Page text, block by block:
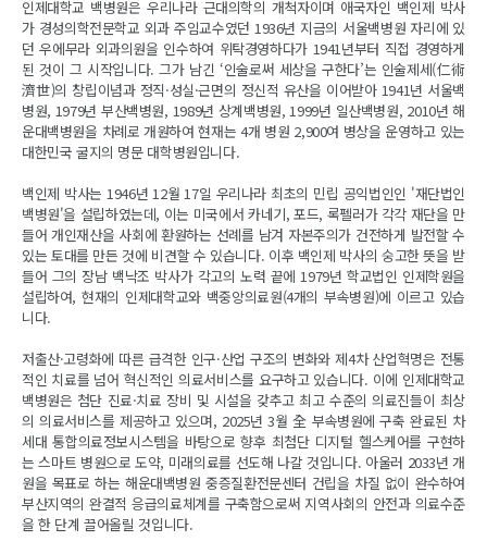
인제대학교 백병원은 우리나라 근대의학의 개척자이며 애국자인 백인제 박사
가 경성의학전문학교 외과 주임교수였던 1936년 지금의 서울백병원 자리에 있
던 우에무라 외과의원을 인수하여 위탁경영하다가 1941년부터 직접 경영하게
된 것이 그 시작입니다. 그가 남긴 ‘인술로써 세상을 구한다’는 인술제세(仁術
濟世)의 창립이념과 정직·성실·근면의 정신적 유산을 이어받아 1941년 서울백
병원, 1979년 부산백병원, 1989년 상계백병원, 1999년 일산백병원, 2010년 해
운대백병원을 차례로 개원하여 현재는 4개 병원 2,900여 병상을 운영하고 있는
대한민국 굴지의 명문 대학병원입니다.
백인제 박사는 1946년 12월 17일 우리나라 최초의 민립 공익법인인 '재단법인
백병원'을 설립하였는데, 이는 미국에서 카네기, 포드, 록펠러가 각각 재단을 만
들어 개인재산을 사회에 환원하는 선례를 남겨 자본주의가 건전하게 발전할 수
있는 토대를 만든 것에 비견할 수 있습니다. 이후 백인제 박사의 숭고한 뜻을 받
들어 그의 장남 백낙조 박사가 각고의 노력 끝에 1979년 학교법인 인제학원을
설립하여, 현재의 인제대학교와 백중앙의료원(4개의 부속병원)에 이르고 있습
니다.
저출산·고령화에 따른 급격한 인구·산업 구조의 변화와 제4차 산업혁명은 전통
적인 치료를 넘어 혁신적인 의료서비스를 요구하고 있습니다. 이에 인제대학교
백병원은 첨단 진료·치료 장비 및 시설을 갖추고 최고 수준의 의료진들이 최상
의 의료서비스를 제공하고 있으며, 2025년 3월 全 부속병원에 구축 완료된 차
세대 통합의료정보시스템을 바탕으로 향후 최첨단 디지털 헬스케어를 구현하
는 스마트 병원으로 도약, 미래의료를 선도해 나갈 것입니다. 아울러 2033년 개
원을 목표로 하는 해운대백병원 중증질환전문센터 건립을 차질 없이 완수하여
부산지역의 완결적 응급의료체계를 구축함으로써 지역사회의 안전과 의료수준
을 한 단계 끌어올릴 것입니다.